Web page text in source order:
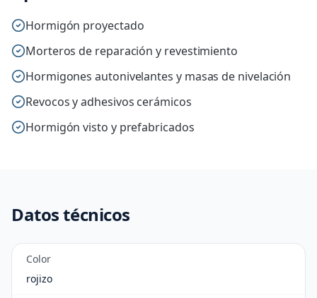
Hormigón proyectado
Morteros de reparación y revestimiento
Hormigones autonivelantes y masas de nivelación
Revocos y adhesivos cerámicos
Hormigón visto y prefabricados
Datos técnicos
Color
rojizo